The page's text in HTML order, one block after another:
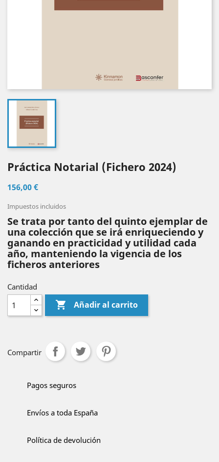
Práctica Notarial (Fichero 2024)
156,00 €
Impuestos incluidos
Se trata por tanto del quinto ejemplar de
una colección que se irá enriqueciendo y
ganando en practicidad y utilidad cada
año, manteniendo la vigencia de los
ficheros anteriores
Cantidad
 Añadir al carrito
Compartir
Pagos seguros
Envíos a toda España
Política de devolución